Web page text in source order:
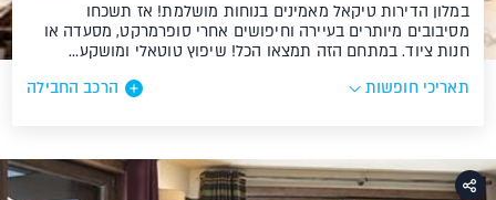
במלון הדירות טיקאל מאמינים בנוחות מושלמת! אז תשכחו
מסיבובים מיותרים בעיירה וחיפושים אחרי סופרמרקט, מסעדה או
חנות ציוד. במתחם הזה תמצאו הכל! שיפוץ טוטאלי ומושקע…
תאריכי חופשות
הרכב החבילה